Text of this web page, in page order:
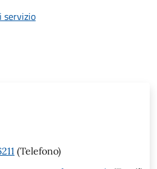
servizio
(Telefono)